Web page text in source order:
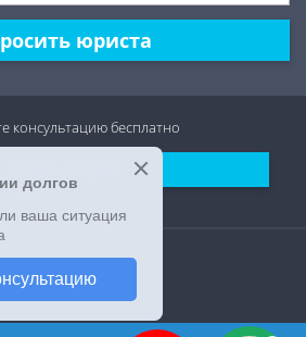
юриста
консультациюбесплатно